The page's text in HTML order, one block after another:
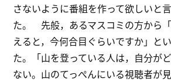
さないように番組を作って欲しいと
た。 先般，あるマスコミの方から
えると，今何合目ぐらいですか」と
た。「山を登っている人は，自分が
ない。山のてっぺんにいる視聴者が